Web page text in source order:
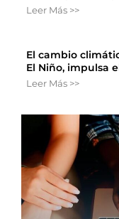
Leer Más >>
El cambio
El Niño, impulsa
Leer Más >>